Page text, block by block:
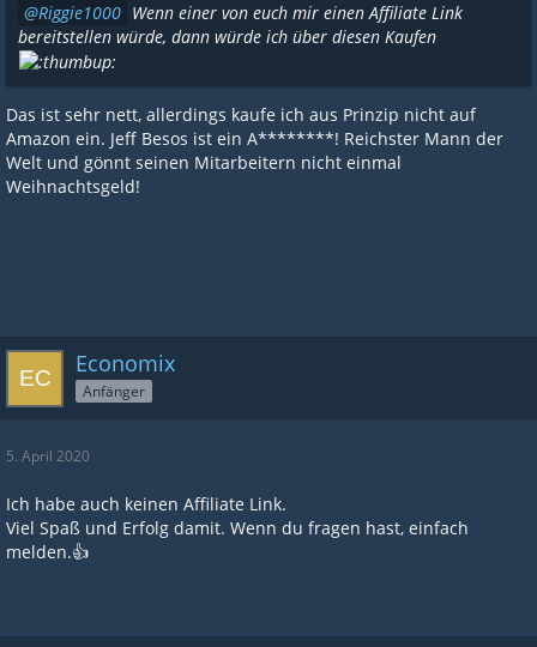
Riggie1000 Wenn einer von euch mir einen Affiliate Link
bereitstellen würde, dann würde ich über diesen Kaufen
Das ist sehr nett, allerdings kaufe ich aus Prinzip nicht auf
Amazon ein. Jeff Besos ist ein A********! Reichster Mann der
Welt und gönnt seinen Mitarbeitern nicht einmal
Weihnachtsgeld!
Economix
Anfänger
5. April 2020
Ich habe auch keinen Affiliate Link.
Viel Spaß und Erfolg damit. Wenn du fragen hast, einfach
melden.👍